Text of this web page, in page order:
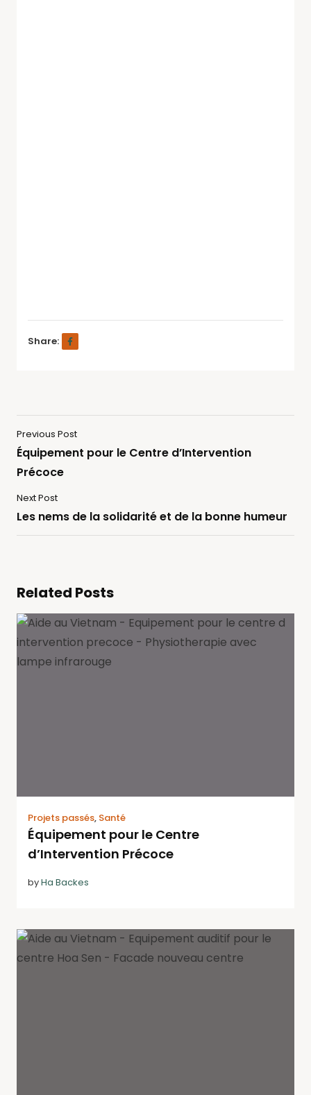
Share:
Previous Post
Équipement pour le Centre d’Intervention
Précoce
Next Post
Les nems de la solidarité et de la bonne humeur
Related Posts
Projets passés, Santé
Équipement pour le Centre
d’Intervention Précoce
byHa Backes